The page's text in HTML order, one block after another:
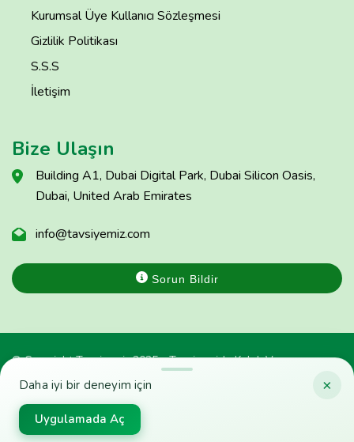
×
Daha iyi bir deneyim için
Uygulamada Aç
Kurumsal Üye Kullanıcı Sözleşmesi
Gizlilik Politikası
S.S.S
İletişim
Bize Ulaşın
Building A1, Dubai Digital Park, Dubai Silicon Oasis,
Dubai, United Arab Emirates
info@tavsiyemiz.com
Sorun Bildir
© Copyright Tavsiyemiz 2025 - Tavsiyemiz'e Kulak Ver